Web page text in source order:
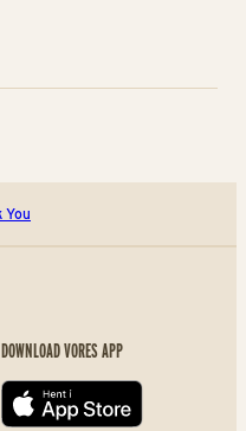
You
DOWNLOAD VORES APP
App store